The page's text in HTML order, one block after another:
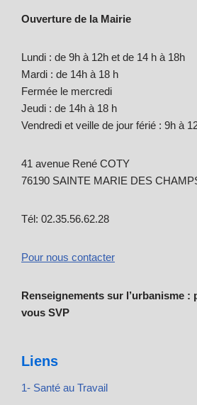
Ouverture de la Mairie
Lundi : de 9h à 12h et de 14 h à 18h
Mardi : de 14h à 18 h
Fermée le mercredi
Jeudi : de 14h à 18 h
Vendredi et veille de jour férié : 9h à
41 avenue René COTY
76190 SAINTE MARIE DES
Tél: 02.35.56.62.28
Pour nous contacter
Renseignements sur l’urbanisme :
vous SVP
Liens
1- Santé au Travail